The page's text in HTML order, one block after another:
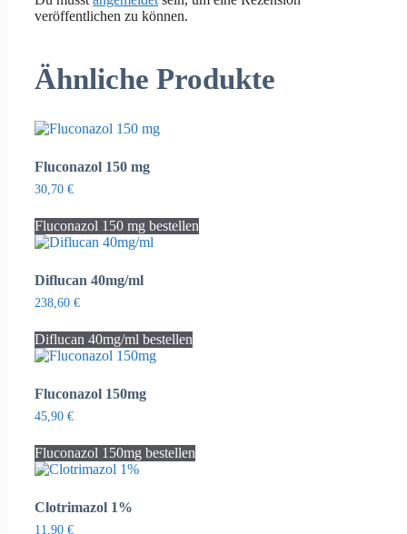
veröffentlichen zu können.
Ähnliche Produkte
Fluconazol 150 mg
30,70 €
Fluconazol 150 mg bestellen
Diflucan 40mg/ml
238,60 €
Diflucan 40mg/ml bestellen
Fluconazol 150mg
45,90 €
Fluconazol 150mg bestellen
Clotrimazol 1%
11,90 €